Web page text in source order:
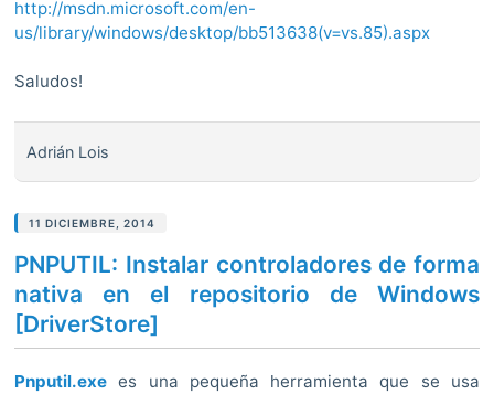
http://msdn.microsoft.com/en-
us/library/windows/desktop/bb513638(v=vs.85).aspx
Saludos!
Adrián Lois
11 DICIEMBRE, 2014
PNPUTIL: Instalar controladores de forma
nativa en el repositorio de Windows
[DriverStore]
Pnputil.exe es una pequeña herramienta que se usa